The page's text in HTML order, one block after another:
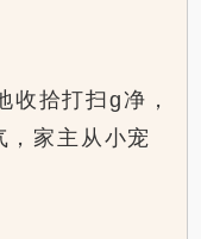
收拾打扫g净，
，家主从小宠